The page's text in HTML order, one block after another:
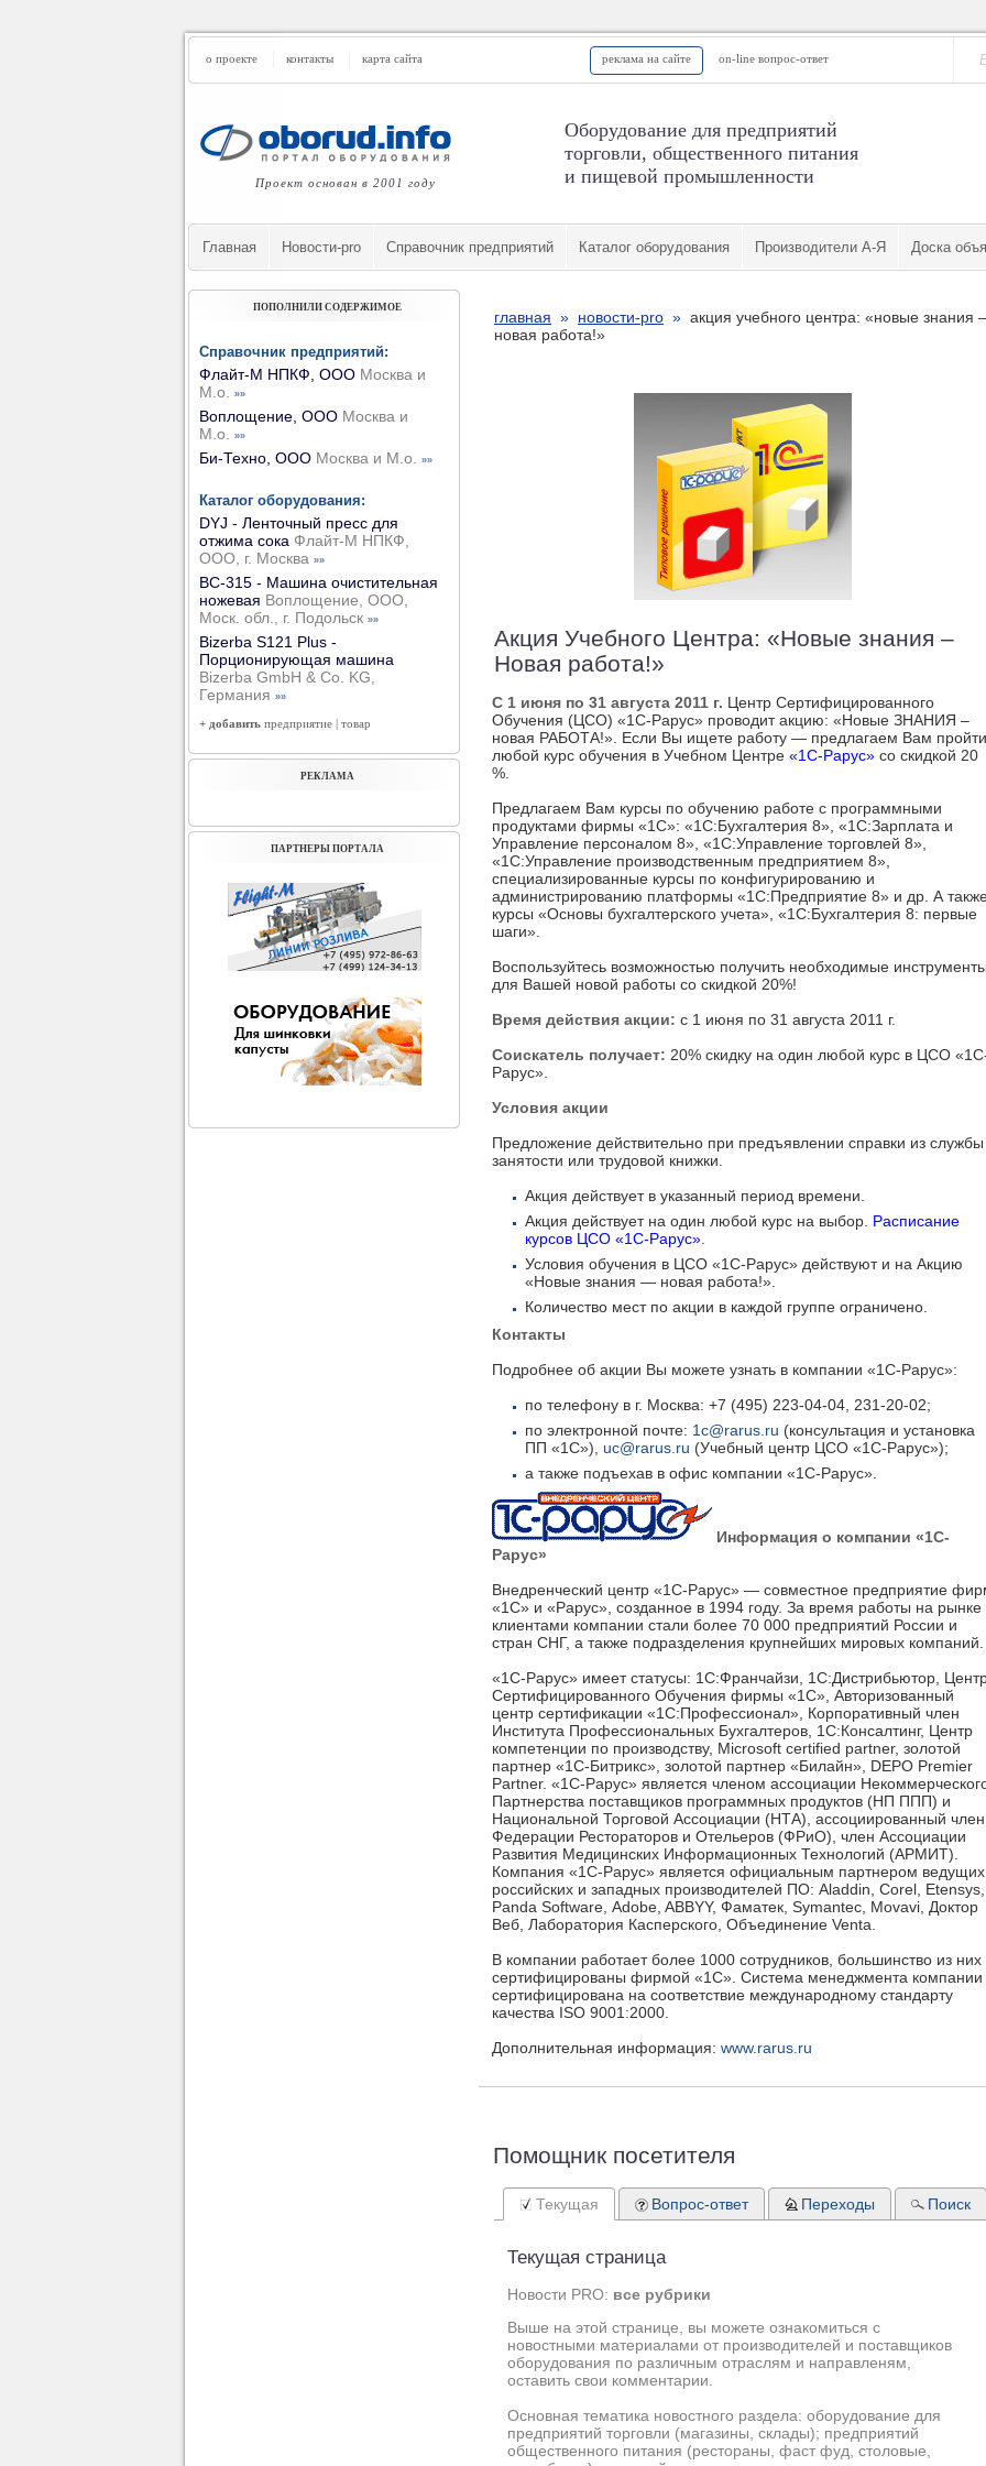
о проекте контакты карта сайта реклама на сайте on-line вопрос-ответ
Проект основан в 2001 году
Оборудование для предприятий
торговли, общественного питания
и пищевой промышленности
Главная Новости-pro Cправочник предприятий Каталог оборудования Производители А-Я Доска
главная » новости-pro » акция учебного центра: «новые знания –
новая работа!»
Акция Учебного Центра: «Новые знания –
Новая работа!»
С 1 июня по 31 августа 2011 г. Центр Сертифицированного
Обучения (ЦСО) «1С-Рарус» проводит акцию: «Новые ЗНАНИЯ –
новая РАБОТА!». Если Вы ищете работу — предлагаем Вам пройти
любой курс обучения в Учебном Центре «1С-Рарус» со скидкой 20
%.
Предлагаем Вам курсы по обучению работе с программными
продуктами фирмы «1С»: «1С:Бухгалтерия 8», «1С:Зарплата и
Управление персоналом 8», «1С:Управление торговлей 8»,
«1С:Управление производственным предприятием 8»,
специализированные курсы по конфигурированию и
администрированию платформы «1С:Предприятие 8» и др. А
курсы «Основы бухгалтерского учета», «1С:Бухгалтерия 8: первые
шаги».
Воспользуйтесь возможностью получить необходимые
для Вашей новой работы со скидкой 20%!
Время действия акции: с 1 июня по 31 августа 2011 г.
Соискатель получает: 20% скидку на один любой курс в ЦСО
Рарус».
Условия акции
Предложение действительно при предъявлении справки из службы
занятости или трудовой книжки.
Акция действует в указанный период времени.
Акция действует на один любой курс на выбор. Расписание
курсов ЦСО «1С-Рарус»
Условия обучения в ЦСО «1С-Рарус» действуют и на Акцию
«Новые знания — новая работа!».
Количество мест по акции в каждой группе ограничено.
Контакты
Подробнее об акции Вы можете узнать в компании «1С-Рарус»:
по телефону в г. Москва: +7 (495) 223-04-04, 231-20-02;
по электронной почте: 1c@rarus.ru (консультация и установка
ПП «1С»), uc@rarus.ru (Учебный центр ЦСО «1С-Рарус»);
а также подъехав в офис компании «1С-Рарус».
Информация о компании «1С-
Рарус»
Внедренческий центр «1С-Рарус» — совместное предприятие
«1С» и «Рарус», созданное в 1994 году. За время работы на рынке
клиентами компании стали более 70 000 предприятий России и
стран СНГ, а также подразделения крупнейших мировых компаний.
«1С-Рарус» имеет статусы: 1С:Франчайзи, 1С:Дистрибьютор,
Сертифицированного Обучения фирмы «1С», Авторизованный
центр сертификации «1С:Профессионал», Корпоративный член
Института Профессиональных Бухгалтеров, 1С:Консалтинг, Центр
компетенции по производству, Microsoft certified partner, золотой
партнер «1С-Битрикс», золотой партнер «Билайн», DEPO Premier
Partner. «1С-Рарус» является членом ассоциации
Партнерства поставщиков программных продуктов (НП ППП) и
Национальной Торговой Ассоциации (НТА), ассоциированный член
Федерации Рестораторов и Отельеров (ФРиО), член Ассоциации
Развития Медицинских Информационных Технологий (АРМИТ).
Компания «1С-Рарус» является официальным партнером ведущих
российских и западных производителей ПО: Aladdin, Corel, Etensys,
Panda Software, Аdobe, ABBYY, Фаматек, Symantec, Movavi, Доктор
Веб, Лаборатория Касперского, Объединение Venta.
В компании работает более 1000 сотрудников, большинство из них
сертифицированы фирмой «1С». Система менеджмента компании
сертифицирована на соответствие международному стандарту
качества ISO 9001:2000.
Дополнительная информация: www.rarus.ru
Помощник посетителя
Текущая
Текущая страница
Новости PRO: все рубрики
Выше на этой странице, вы можете ознакомиться с
новостными материалами от производителей и поставщиков
оборудования по различным отраслям и направленям,
оставить свои комментарии.
Основная тематика новостного раздела: оборудование для
предприятий торговли (магазины, склады); предприятий
общественного питания (рестораны, фаст фуд, столовые,
Вопрос-ответ Переходы Поиск
ПОПОЛНИЛИ СОДЕРЖИМОЕ
Справочник предприятий:
Флайт-М НПКФ, ООО Москва и
М.о.
»»
Воплощение, ООО Москва и
М.о.
»»
Би-Техно, ООО Москва и М.о. »»
Каталог оборудования:
DYJ - Ленточный пресс для
отжима сока Флайт-М НПКФ,
ООО, г. Москва »»
ВС-315 - Машина очистительная
ножевая Воплощение, ООО,
Моск. обл., г. Подольск »»
Bizerba S121 Plus -
Порционирующая машина
Bizerba GmbH & Co. KG,
Германия »»
+ добавить предприятие | товар
РЕКЛАМА
ПАРТНЕРЫ ПОРТАЛА